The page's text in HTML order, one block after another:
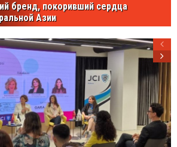
бренд, покоривший сердца
Азии